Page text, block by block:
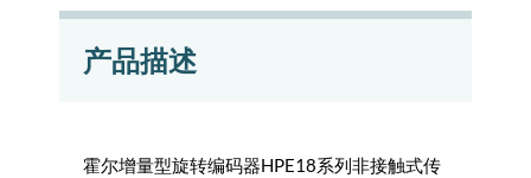
产品描述
霍尔增量型旋转编码器HPE18系列非接触式传